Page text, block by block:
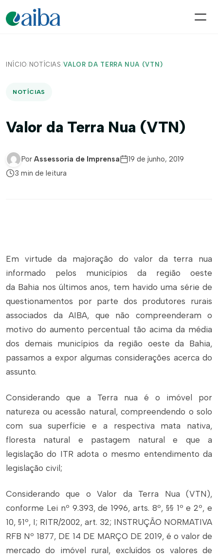
INÍCIO/ NOTÍCIAS /VALOR DA TERRA NUA (VTN)
NOTÍCIAS
Valor da Terra Nua (VTN)
Por Assessoria de Imprensa
19 de junho, 2019
3 min de leitura
Em virtude da majoração do valor da terra nua
informado pelos municípios da região oeste
da Bahia nos últimos anos, tem havido uma série de
questionamentos por parte dos produtores rurais
associados da AIBA, que não compreenderam o
motivo do aumento percentual tão acima da média
dos demais municípios da região oeste da Bahia,
passamos a expor algumas considerações acerca do
assunto.
Considerando que a Terra nua é o imóvel por
natureza ou acessão natural, compreendendo o solo
com sua superfície e a respectiva mata nativa,
floresta natural e pastagem natural e que a
legislação do ITR adota o mesmo entendimento da
legislação civil;
Considerando que o Valor da Terra Nua (VTN),
conforme Lei nº 9.393, de 1996, arts. 8º, §§ 1º e 2º, e
10, §1º, I; RITR/2002, art. 32; INSTRUÇÃO NORMATIVA
RFB Nº 1877, DE 14 DE MARÇO DE 2019, é o valor de
mercado do imóvel rural, excluídos os valores de